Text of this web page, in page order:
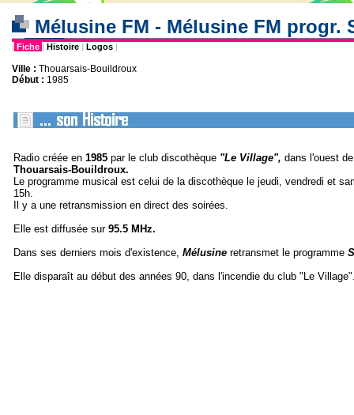
Mélusine FM - Mélusine FM progr.
| Fiche | Histoire | Logos |
Ville : Thouarsais-Bouildroux
Début : 1985
Radio créée en 1985 par le club discothèque "Le Village", dans l'ouest
Thouarsais-Bouildroux.
Le programme musical est celui de la discothèque le jeudi, vendredi et
15h.
Il y a une retransmission en direct des soirées.
Elle est diffusée sur 95.5 MHz.
Dans ses derniers mois d'existence, Mélusine retransmet le programme
Elle disparaît au début des années 90, dans l'incendie du club "Le